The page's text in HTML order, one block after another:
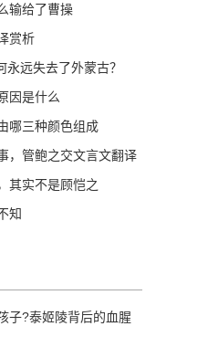
输给了曹操
赏析
远失去了外蒙古？
因是什么
哪三种颜色组成
，管鲍之交文言文翻译
其实不是顾恺之
知
子?泰姬陵背后的血腥